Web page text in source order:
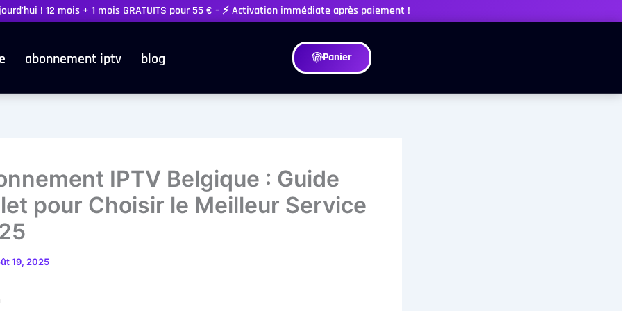
! 12 mois + 1 mois GRATUITS pour 55 € – ⚡ Activation immédiate après paiement !
abonnement iptv blog Panier
IPTV Belgique : Guide
pour Choisir le Meilleur Service
19, 2025